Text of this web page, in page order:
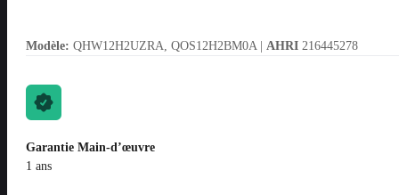
Modèle: QHW12H2UZRA, QOS12H2BM0A | AHRI216445278
Garantie Main-d’œuvre
1 ans